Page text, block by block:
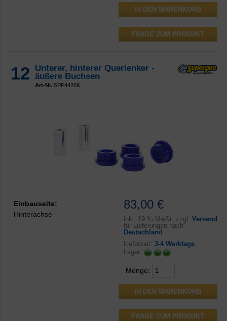
FRAGE ZUM PRODUKT
12
Unterer, hinterer Querlenker -
äußere Buchsen
Art-Nr. SPF4426K
83,00 €
inkl. 19 % MwSt. zzgl. Versand
für Lieferungen nach
Deutschland
Lieferzeit: 3-4 Werktage
Lager:
Menge:
FRAGE ZUM PRODUKT
Einbauseite:
Hinterachse